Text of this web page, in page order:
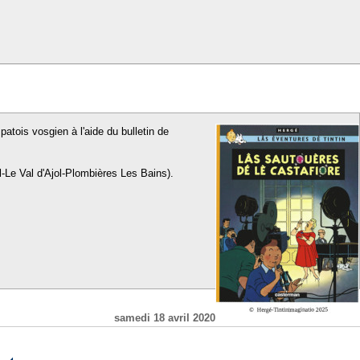
vosgien à l'aide du bulletin de
Val d'Ajol-Plombières Les Bains).
samedi 18 avril 2020